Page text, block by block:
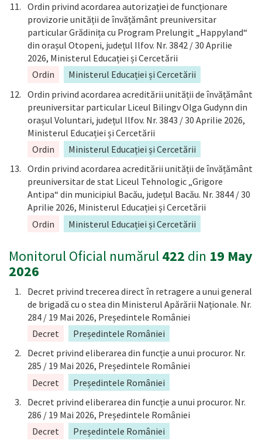
Ordin privind acordarea autorizației de funcționare
provizorie unității de învățământ preuniversitar
particular Grădinița cu Program Prelungit „Happyland“
din orașul Otopeni, județul Ilfov. Nr. 3842 / 30 Aprilie
2026, Ministerul Educației și Cercetării
Ordin
Ministerul Educației și Cercetării
Ordin privind acordarea acreditării unității de învățământ
preuniversitar particular Liceul Bilingv Olga Gudynn din
orașul Voluntari, județul Ilfov. Nr. 3843 / 30 Aprilie 2026,
Ministerul Educației și Cercetării
Ordin
Ministerul Educației și Cercetării
Ordin privind acordarea acreditării unității de învățământ
preuniversitar de stat Liceul Tehnologic „Grigore
Antipa“ din municipiul Bacău, județul Bacău. Nr. 3844 / 30
Aprilie 2026, Ministerul Educației și Cercetării
Ordin
Ministerul Educației și Cercetării
Monitorul Oficial numărul422 din 19 May
2026
Decret privind trecerea direct în retragere a unui general
de brigadă cu o stea din Ministerul Apărării Naționale. Nr.
284 / 19 Mai 2026, Președintele României
Decret
Președintele României
Decret privind eliberarea din funcție a unui procuror. Nr.
285 / 19 Mai 2026, Președintele României
Decret
Președintele României
Decret privind eliberarea din funcție a unui procuror. Nr.
286 / 19 Mai 2026, Președintele României
Decret
Președintele României